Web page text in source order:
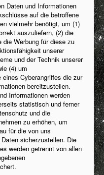
Daten und Informationen
auf die betroffene
vielmehr benötigt, um (1)
auszuliefern, (2) die
die Werbung für diese zu
unserer
und der Technik unserer
(4) um
Cyberangriffes die zur
bereitzustellen.
Informationen werden
statistisch und ferner
und die
zu erhöhen, um
für die von uns
sicherzustellen. Die
werden getrennt von allen